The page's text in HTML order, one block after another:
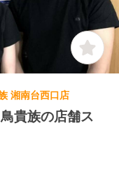
湘南台西口店
貴族の店舗ス